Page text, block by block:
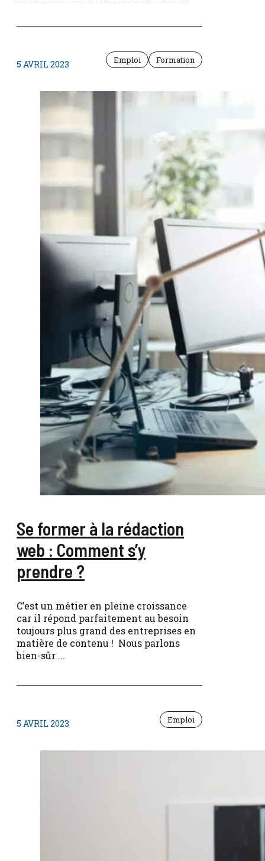
5 AVRIL 2023 Emploi Formation
Se former à la rédaction
web : Comment s’y
prendre ?
C’est un métier en pleine croissance
car il répond parfaitement au besoin
toujours plus grand des entreprises en
matière de contenu ! Nous parlons
bien-sûr ...
5 AVRIL 2023 Emploi